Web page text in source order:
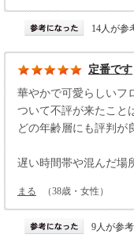
14人が参
定番です
華やかで可愛らしいフ
ついて不評が来たこと
どの年齢層にも評判が
遅い時間帯や混んだ場
まる （38歳・女性）
9人が参